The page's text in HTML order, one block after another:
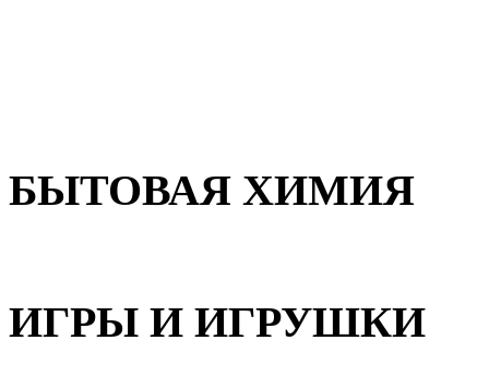
БЫТОВАЯ ХИМИЯ
ИГРЫ И ИГРУШКИ